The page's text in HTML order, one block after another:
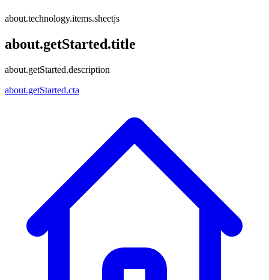
about.technology.items.sheetjs
about.getStarted.title
about.getStarted.description
about.getStarted.cta